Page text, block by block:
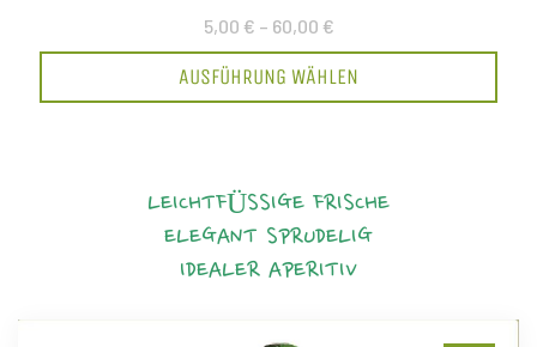
5,00 € – 60,00 €
AUSFÜHRUNG WÄHLEN
LEICHTFÜSSIGE FRISCHE
ELEGANT SPRUDELIG
IDEALER APERITIV